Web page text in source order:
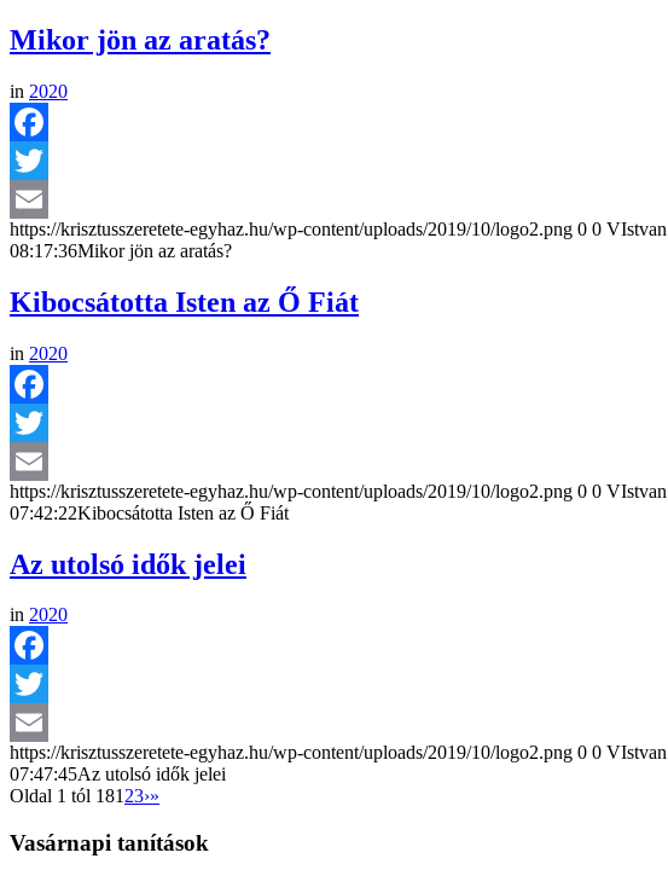
Mikor jön az aratás?
in 2020
Facebook
Twitter
Email
https://krisztusszeretete-egyhaz.hu/wp-content/uploads/2019/10/logo2.png 0 0 VIstvan
08:17:36Mikor jön az aratás?
Kibocsátotta Isten az Ő Fiát
in 2020
Facebook
Twitter
Email
https://krisztusszeretete-egyhaz.hu/wp-content/uploads/2019/10/logo2.png 0 0 VIstvan
07:42:22Kibocsátotta Isten az Ő Fiát
Az utolsó idők jelei
in 2020
Facebook
Twitter
Email
https://krisztusszeretete-egyhaz.hu/wp-content/uploads/2019/10/logo2.png 0 0 VIstvan
07:47:45Az utolsó idők jelei
Oldal 1 tól 18123›»
Vasárnapi tanítások